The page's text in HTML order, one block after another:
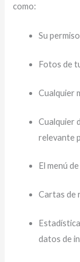
como:
Su
Fotos de
Cualquier
Cualquier
relevante
El menú
Cartas de
datos de